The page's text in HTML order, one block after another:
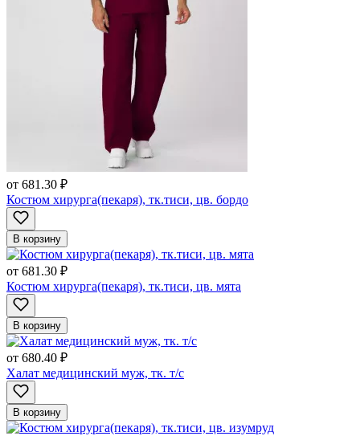
от 681.30 ₽
Костюм хирурга(пекаря), тк.тиси, цв. бордо
В корзину
от 681.30 ₽
Костюм хирурга(пекаря), тк.тиси, цв. мята
В корзину
от 680.40 ₽
Халат медицинский муж, тк. т/с
В корзину